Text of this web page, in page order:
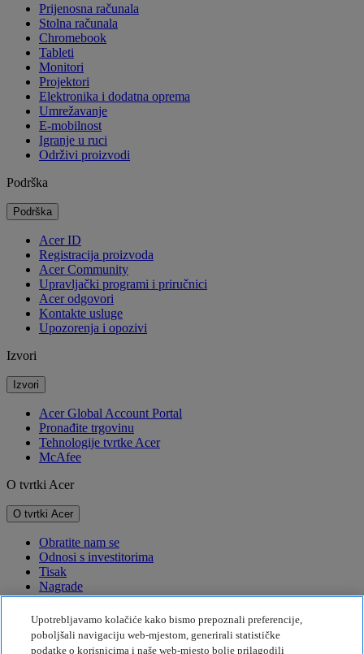
Prijenosna računala
Stolna računala
Chromebook
Tableti
Monitori
Projektori
Elektronika i dodatna oprema
Umrežavanje
E-mobilnost
Igranje u ruci
Održivi proizvodi
Podrška
Podrška
Acer ID
Registracija proizvoda
Acer Community
Upravljački programi i priručnici
Acer odgovori
Kontakte usluge
Upozorenja i opozivi
Izvori
Izvori
Acer Global Account Portal
Pronađite trgovinu
Tehnologije tvrtke Acer
McAfee
O tvrtki Acer
O tvrtki Acer
Obratite nam se
Odnosi s investitorima
Tisak
Nagrade
Događaji
Održivost
Upotrebljavamo kolačiće kako bismo prepoznali preferencije,
poboljšali navigaciju web-mjestom, generirali statističke
podatke o korisnicima i naše web-mjesto bolje prilagodili